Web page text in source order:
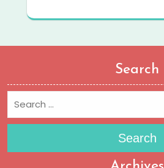
Search
Search